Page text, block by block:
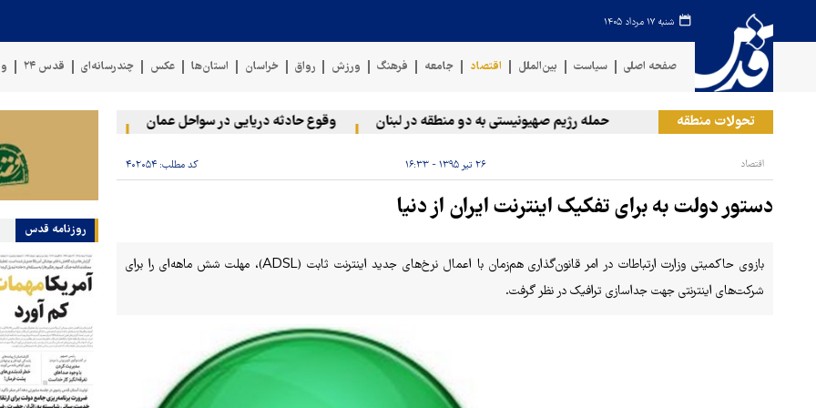
شنبه ۱۷ مرداد ۱۴۰۵
صفحه اصلی سیاست بین‌الملل اقتصاد جامعه فرهنگ ورزش رواق خراسان استان‌ها عکس چندرسانه‌ای قدس ۲۴
تحولات منطقه حمله رژیم صهیونیستی به دو منطقه در لبنان وقوع حادثه دریایی در سواحل عمان سخنگوی نیروهای مسلح
اقتصاد ۲۶ تیر ۱۳۹۵ - ۱۶:۳۳ کد مطلب: ۴۰۲۰۵۴
دستور دولت به برای تفکیک اینترنت ایران از دنیا
بازوی حاکمیتی وزارت ارتباطات در امر قانون‌گذاری هم‌زمان با اعمال نرخ‌های جدید اینترنت ثابت (ADSL)، مهلت شش ماهه‌ای را برای
شرکت‌های اینترنتی جهت جداسازی ترافیک در نظر گرفت.
روزنامه قدس